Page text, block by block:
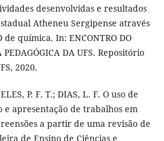
desenvolvidas e resultados
Atheneu Sergipense através
química. In: ENCONTRO DO
PEDAGÓGICA DA UFS. Repositório
2020.
P. F. T.; DIAS, L. F. O uso de
apresentação de trabalhos em
a partir de uma revisão de
de Ensino de Ciências e